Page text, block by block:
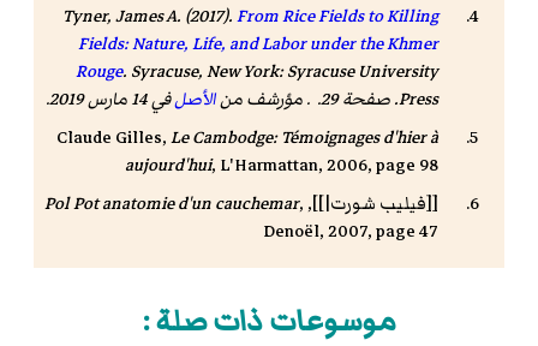
Tyner, James A. (2017).From Rice Fields to Killing
Fields: Nature, Life, and Labor under the Khmer
Rouge. Syracuse, New York: Syracuse University
Press. صفحة 29. . مؤرشف من
الأصلفي 14 مارس 2019.
Claude Gilles,Le Cambodge: Témoignages d'hier à
aujourd'hui, L'Harmattan, 2006, page 98
[[فيليب شورت|]], Pol Pot anatomie d'un cauchemar,
Denoël, 2007, page 47
موسوعات ذات صلة :